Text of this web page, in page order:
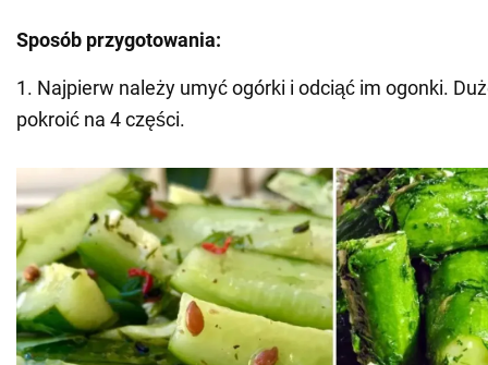
Sposób przygotowania:
1. Najpierw należy umyć ogórki i odciąć im ogonki.
pokroić na 4 części.